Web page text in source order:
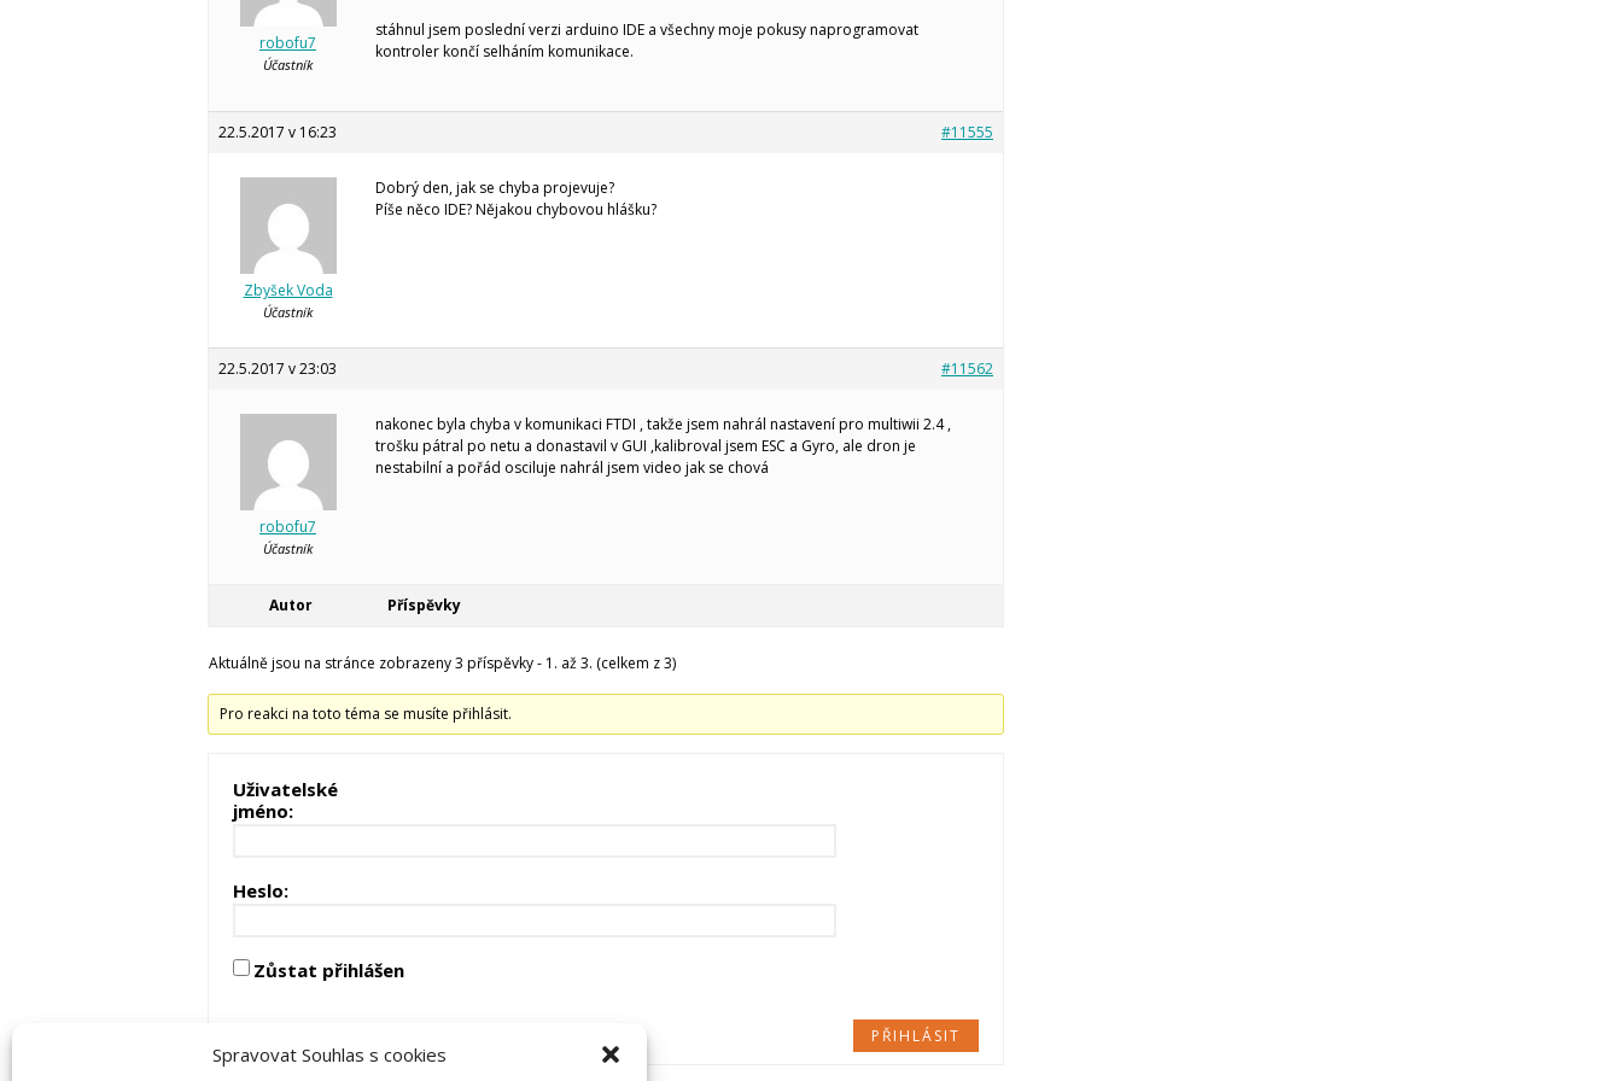
Spravovat Souhlas s cookies
robofu7
Účastník
stáhnul jsem poslední verzi arduino IDE a všechny moje pokusy naprogramovat
kontroler končí selháním komunikace.
22.5.2017 v 16:23 #11555
Zbyšek Voda
Účastník
Dobrý den, jak se chyba projevuje?
Píše něco IDE? Nějakou chybovou hlášku?
22.5.2017 v 23:03 #11562
robofu7
Účastník
nakonec byla chyba v komunikaci FTDI , takže jsem nahrál nastavení pro multiwii 2.4 ,
trošku pátral po netu a donastavil v GUI ,kalibroval jsem ESC a Gyro, ale dron je
nestabilní a pořád osciluje nahrál jsem video jak se chová
Autor Příspěvky
Aktuálně jsou na stránce zobrazeny 3 příspěvky - 1. až 3. (celkem z 3)
Pro reakci na toto téma se musíte přihlásit.
Uživatelské
jméno:
Heslo:
Zůstat přihlášen
PŘIHLÁSIT